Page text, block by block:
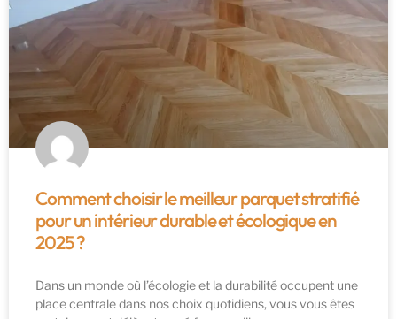
Comment choisir le meilleur parquet stratifié
pour un intérieur durable et écologique en
2025 ?
Dans un monde où l’écologie et la durabilité occupent une
place centrale dans nos choix quotidiens, vous vous êtes